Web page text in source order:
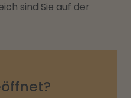
sind Sie auf der